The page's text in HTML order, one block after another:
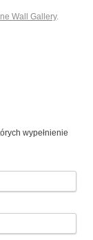
Wall Gallery.
wypełnienie